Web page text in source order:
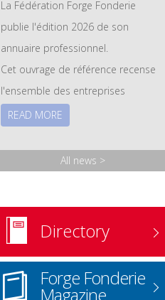
La Fédération Forge Fonderie
publie l'édition 2026 de son
annuaire professionnel.
Cet ouvrage de référence recense
l'ensemble des entreprises
adhérentes des secteurs de la
leurs savoir-faire, leurs technologies
et leurs expertises. Les membres
prestataires – y sont également
référencés.
Version papier: disponible sur
demande.
READ MORE
All news >
Directory
Forge Fonderie
Magazine